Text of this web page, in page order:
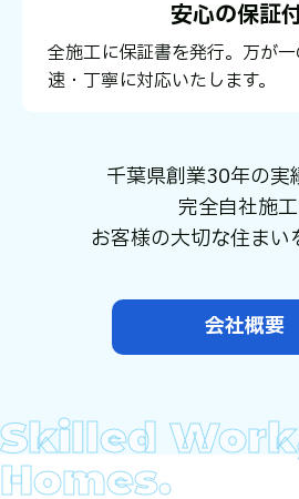
安心の保証
全施工に保証書を発行。万が
速・丁寧に対応いたします。
千葉県創業30年の実
完全自社施
お客様の大切な住まい
会社概要